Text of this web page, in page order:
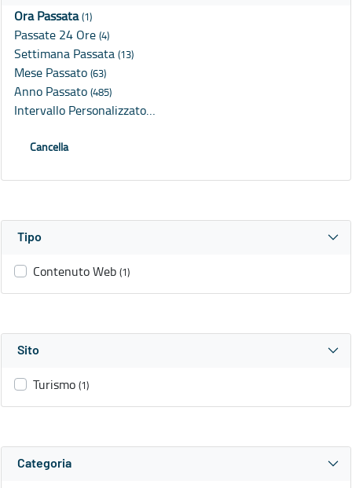
Ora Passata(1)
Passate 24 Ore (4)
Settimana Passata (13)
Mese Passato (63)
Anno Passato (485)
Intervallo Personalizzato…
Cancella
Tipo
Contenuto Web (1)
Sito
Turismo (1)
Categoria